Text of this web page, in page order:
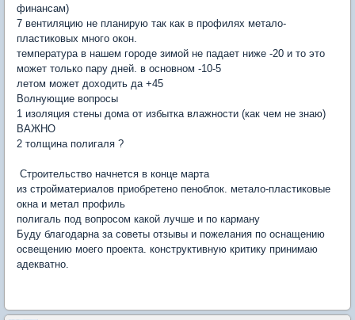
финансам)
7 вентиляцию не планирую так как в профилях метало-
пластиковых много окон.
температура в нашем городе зимой не падает ниже -20 и то это
может только пару дней. в основном -10-5
летом может доходить да +45
Волнующие вопросы
1 изоляция стены дома от избытка влажности (как чем не знаю)
ВАЖНО
2 толщина полигаля ?
Строительство начнется в конце марта
из стройматериалов приобретено пеноблок. метало-пластиковые
окна и метал профиль
полигаль под вопросом какой лучше и по карману
Буду благодарна за советы отзывы и пожелания по оснащению
освещению моего проекта. конструктивную критику принимаю
адекватно.